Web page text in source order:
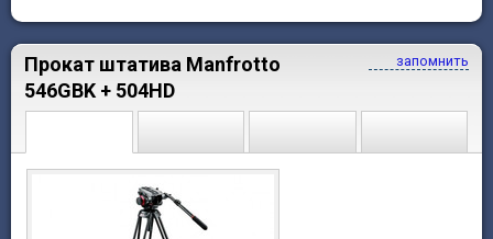
запомнить
Прокат штатива Manfrotto
546GBK + 504HD